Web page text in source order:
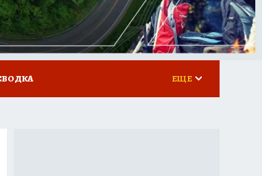
- ЧЕСТЬ ПРОФЕССИИ
ЕЩЕ